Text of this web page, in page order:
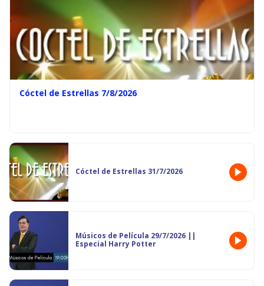
Cóctel de Estrellas 7/8/2026
Cóctel de Estrellas 31/7/2026
Músicos de Película 29/7/2026 ||
Especial Harry Potter